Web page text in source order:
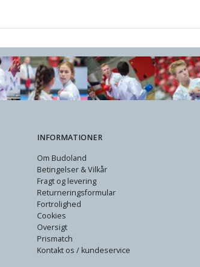
INFORMATIONER
Om Budoland
Betingelser & Vilkår
Fragt og levering
Returneringsformular
Fortrolighed
Cookies
Oversigt
Prismatch
Kontakt os / kundeservice